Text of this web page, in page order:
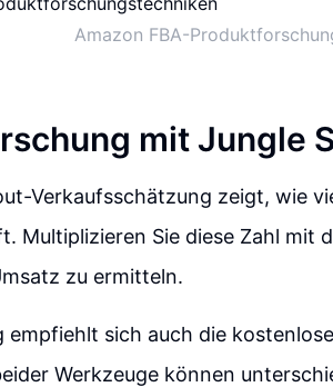
Amazon FBA-
mit Jungle
Verkaufsschätzung zeigt, wie
Multiplizieren Sie diese Zahl mit
zu ermitteln.
empfiehlt sich auch die
Werkzeuge können